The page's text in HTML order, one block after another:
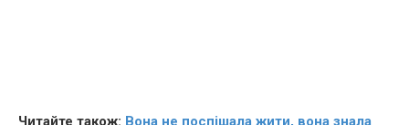
Читайте також: Вона не поспішала жити, вона знала